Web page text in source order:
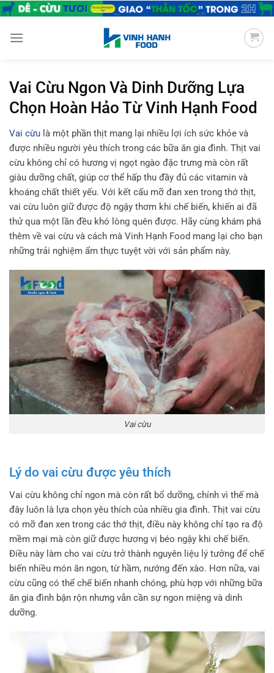
Chuyển
nội
Vai Cừu Ngon Và Dinh Dưỡng Lựa
Chọn Hoàn Hảo Từ Vinh Hạnh Food
Vai cừu là một phần thịt mang lại nhiều lợi ích sức khỏe và
được nhiều người yêu thích trong các bữa ăn gia đình. Thịt vai
cừu không chỉ có hương vị ngọt ngào đặc trưng mà còn rất
giàu dưỡng chất, giúp cơ thể hấp thu đầy đủ các vitamin và
khoáng chất thiết yếu. Với kết cấu mỡ đan xen trong thớ thịt,
vai cừu luôn giữ được độ ngậy thơm khi chế biến, khiến ai đã
thử qua một lần đều khó lòng quên được. Hãy cùng khám phá
thêm về vai cừu và cách mà Vinh Hạnh Food mang lại cho bạn
những trải nghiệm ẩm thực tuyệt vời với sản phẩm này.
Vai cừu
Lý do vai cừu được yêu thích
Vai cừu không chỉ ngon mà còn rất bổ dưỡng, chính vì thế mà
đây luôn là lựa chọn yêu thích của nhiều gia đình. Thịt vai cừu
có mỡ đan xen trong các thớ thịt, điều này không chỉ tạo ra độ
mềm mại mà còn giữ được hương vị béo ngậy khi chế biến.
Điều này làm cho vai cừu trở thành nguyên liệu lý tưởng để chế
biến nhiều món ăn ngon, từ hầm, nướng đến xào. Hơn nữa, vai
cừu cũng có thể chế biến nhanh chóng, phù hợp với những bữa
ăn gia đình bận rộn nhưng vẫn cần sự ngon miệng và dinh
dưỡng.